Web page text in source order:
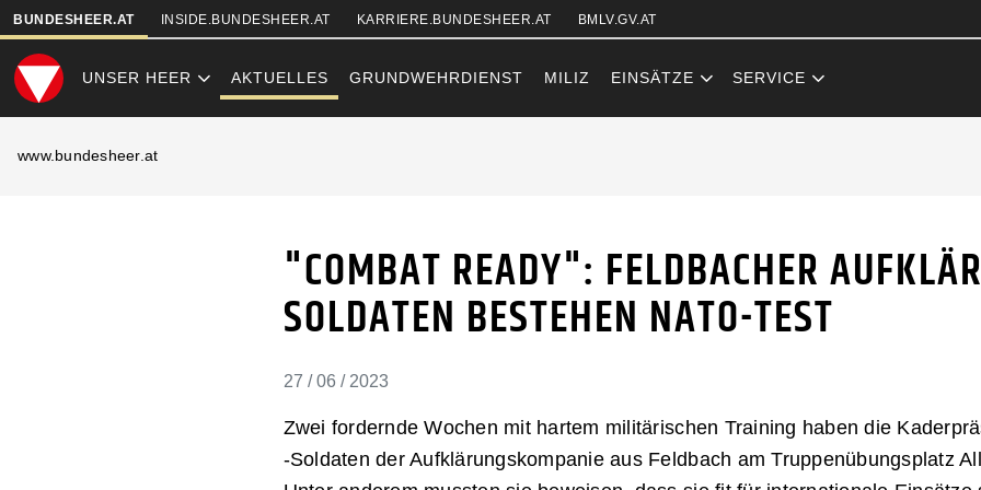
SKIPLINKS
BUNDESHEER.AT INSIDE.BUNDESHEER.AT KARRIERE.BUNDESHEER.AT BMLV.GV.AT
UNSER HEER AKTUELLES GRUNDWEHRDIENST MILIZ EINSÄTZE SERVICE
"COMBAT READY":
www.bundesheer.at
"COMBAT READY": FELDBACHER
SOLDATEN BESTEHEN NATO-TEST
27 / 06 / 2023
Zwei fordernde Wochen mit hartem militärischen Training haben die
-Soldaten der Aufklärungskompanie aus Feldbach am Truppenübungsplatz